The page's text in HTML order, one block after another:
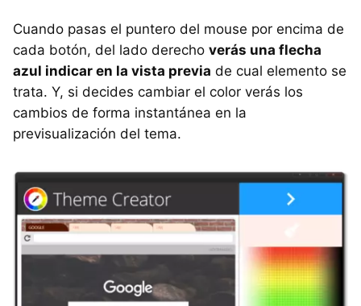
Cuando pasas el puntero del mouse por encima de
cada botón, del lado derecho verás una flecha
azul indicar en la vista previa de cual elemento se
trata. Y, si decides cambiar el color verás los
cambios de forma instantánea en la
previsualización del tema.